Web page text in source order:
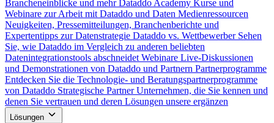
Brancheneinblicke und mehr Dataddo Academy Kurse und
Webinare zur Arbeit mit Dataddo und Daten Medienressourcen
Neuigkeiten, Pressemitteilungen, Branchenberichte und
Expertentipps zur Datenstrategie Dataddo vs. Wettbewerber Sehen
Sie, wie Dataddo im Vergleich zu anderen beliebten
Datenintegrationstools abschneidet Webinare Live-Diskussionen
und Demonstrationen von Dataddo und Partnern Partnerprogramme
Entdecken Sie die Technologie- und Beratungspartnerprogramme
von Dataddo Strategische Partner Unternehmen, die Sie kennen und
denen Sie vertrauen und deren Lösungen unsere ergänzen
Lösungen